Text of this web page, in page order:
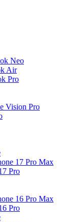
Neo
Air
Pro
Vision Pro
17 Pro Max
Pro
16 Pro Max
Pro